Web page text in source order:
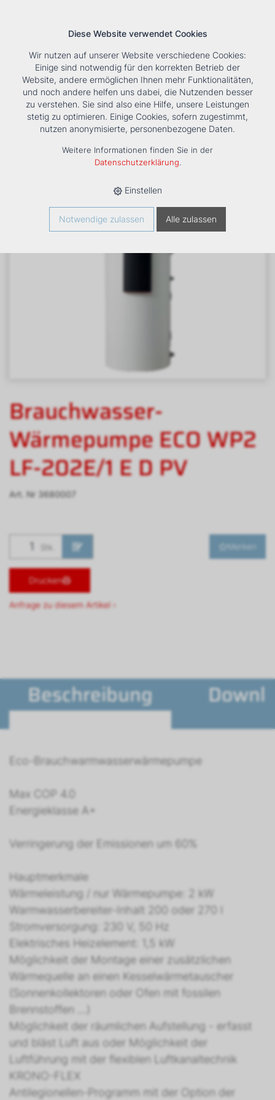
Tools Unternehmen Karriere KontaktSuche
HOME › PRODUKTE › HEIZUNG › WARMWASSERWÄRMEPUMPE
BRAUCHWASSER-WÄRMEPUMPE ECO WP2 LF-202E/1
Brauchwasser-
Wärmepumpe ECO WP2
LF-202E/1 E D PV
Art. Nr 3680007
Stk. Merken
Drucken
Anfrage zu diesem Artikel ›
Beschreibung
Eco-Brauchwarmwasserwärmepumpe
Max COP 4.0
Energieklasse A+
Verringerung der Emissionen um 60%
Hauptmerkmale
Wärmeleistung / nur Wärmepumpe: 2 kW
Warmwasserbereiter-Inhalt 200 oder 270 l
Stromversorgung: 230 V, 50 Hz
Elektrisches Heizelement: 1,5 kW
Möglichkeit der Montage einer zusätzlichen
Wärmequelle an einen Kesselwärmetauscher
(Sonnenkollektoren oder Ofen mit fossilen
Brennstoffen ...)
Möglichkeit der räumlichen Aufstellung - erfasst
und bläst Luft aus oder Möglichkeit der
Luftführung mit der flexiblen Luftkanaltechnik
KRONO-FLEX
Antilegionellen-Programm mit der Option der
Diese Website verwendet Cookies
Wir nutzen auf unserer Website verschiedene Cookies:
Einige sind notwendig für den korrekten Betrieb der
Website, andere ermöglichen Ihnen mehr Funktionalitäten,
und noch andere helfen uns dabei, die Nutzenden besser
zu verstehen. Sie sind also eine Hilfe, unsere Leistungen
stetig zu optimieren. Einige Cookies, sofern zugestimmt,
nutzen anonymisierte, personenbezogene Daten.
Weitere Informationen finden Sie in der
Datenschutzerklärung.
Einstellen
Notwendige zulassen Alle zulassen